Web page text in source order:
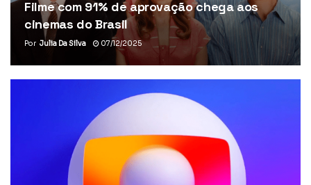
Filme com 91% de aprovação chega aos
cinemas do Brasil
Por Julia Da Silva 07/12/2025